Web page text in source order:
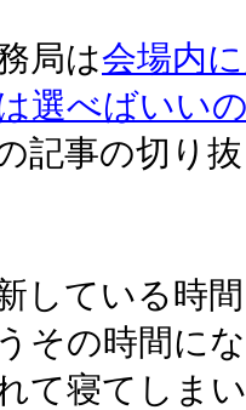
局は会場内
選べばいい
記事の切り
している時
その時間に
て寝てしま